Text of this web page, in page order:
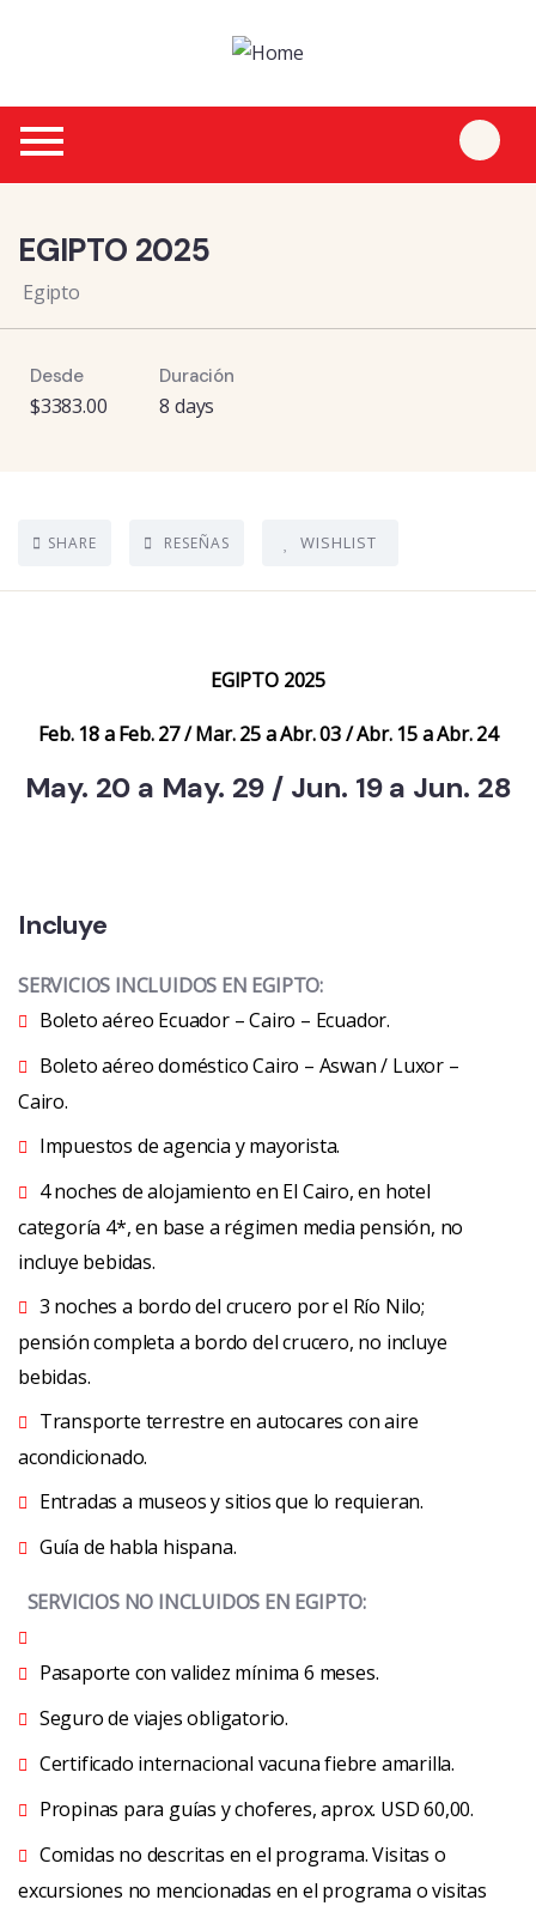
EGIPTO 2025
Egipto
Desde
$3383.00
Duración
8 days
SHARE RESEÑAS WISHLIST
EGIPTO 2025
Feb. 18 a Feb. 27/Mar. 25 a Abr. 03/Abr. 15 a Abr. 24
May. 20 a May. 29 /Jun. 19 a Jun. 28
Incluye
SERVICIOS INCLUIDOS EN EGIPTO:
Boleto aéreo Ecuador – Cairo – Ecuador.
Boleto aéreo doméstico Cairo – Aswan / Luxor –
Cairo.
Impuestos de agencia y mayorista.
4 noches de alojamiento en El Cairo, en hotel
categoría 4*, en base a régimen media pensión, no
incluye bebidas.
3 noches a bordo del crucero por el Río Nilo;
pensión completa a bordo del crucero, no incluye
bebidas.
Transporte terrestre en autocares con aire
acondicionado.
Entradas a museos y sitios que lo requieran.
Guía de habla hispana.
SERVICIOS NO INCLUIDOS EN EGIPTO:
Pasaporte con validez mínima 6 meses.
Seguro de viajes obligatorio.
Certificado internacional vacuna fiebre amarilla.
Propinas para guías y choferes, aprox. USD 60,00.
Comidas no descritas en el programa. Visitas o
excursiones no mencionadas en el programa o visitas